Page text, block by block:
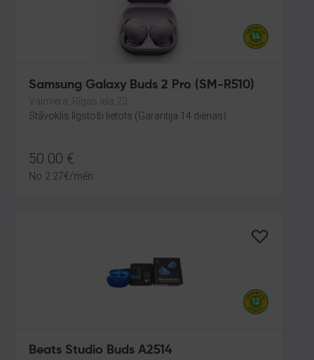
Samsung Galaxy Buds 2 Pro (SM-R510)
Valmiera, Rīgas iela 23
Stāvoklis Ilgstoši lietots (Garantija 14 dienas)
50.00 €
No 2.27€/mēn.
Beats Studio Buds A2514